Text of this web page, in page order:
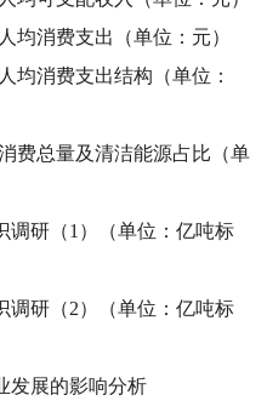
均消费支出（单位：元）
均消费支出结构（单位：
费总量及清洁能源占比（单
调研（1）（单位：亿吨标
调研（2）（单位：亿吨标
发展的影响分析